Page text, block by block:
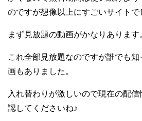
のですが想像以上にすごいサイトで
まず見放題の動画がかなりあります
これ全部見放題なのですが誰でも
画もありました。
入れ替わりが激しいので現在の配
認してくださいね♪